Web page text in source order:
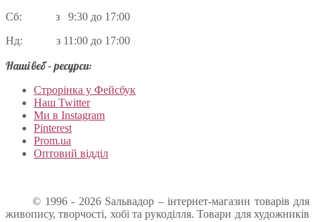
Сб: з 9:30 до 17:00
Нд: з 11:00 до 17:00
Наші веб – ресурси:
Строрінка у Фейсбук
Наш Twitter
Ми в Instagram
Pinterest
Prom.ua
Оптовий відділ
© 1996 - 2026 Sальвадор – інтернет-магазин товарів для
живопису, творчості, хобі та рукоділля. Товари для художників